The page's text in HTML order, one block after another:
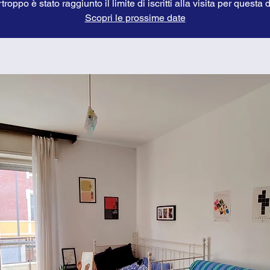
è stato raggiunto il limite di iscritti alla visita per questa
Scopri le prossime date